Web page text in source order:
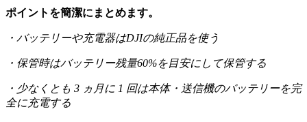
ポイントを簡潔にまとめます。
・バッテリーや充電器はDJIの純正品を使う
・保管時はバッテリー残量60%を目安にして保管する
・少なくとも 3 ヵ月に 1 回は本体・送信機のバッテリーを完
全に充電する